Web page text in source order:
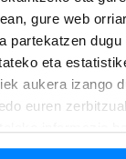
gure web
partekatzen dugu
eta
aukera izango
euren